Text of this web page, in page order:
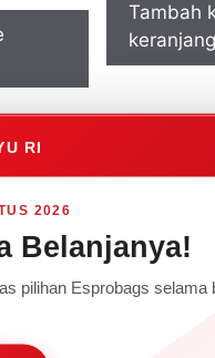
Tambah
keranjang
RI
2026
Belanjanya!
pilihan Esprobags selama